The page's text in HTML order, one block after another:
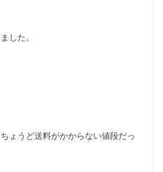
した。
ょうど送料がかからない値段だっ